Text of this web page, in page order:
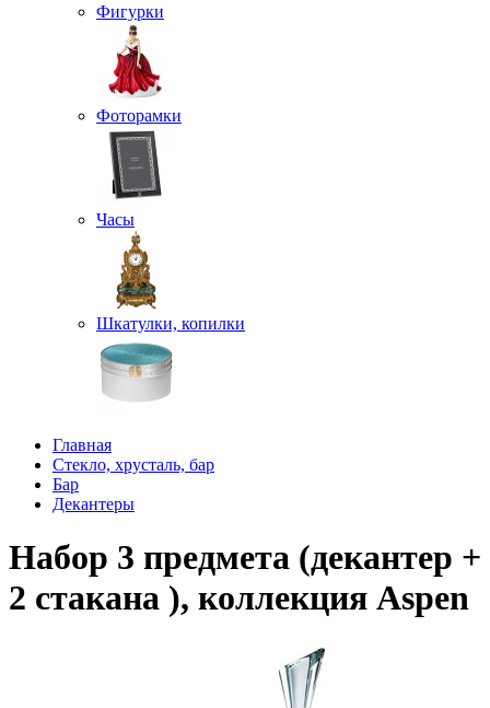
Фигурки
Фоторамки
Часы
Шкатулки, копилки
Главная
Стекло, хрусталь, бар
Бар
Декантеры
Набор 3 предмета (декантер +
2 стакана ), коллекция Aspen